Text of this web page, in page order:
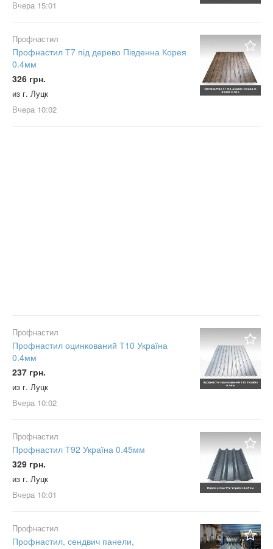
Вчера 15:01
Профнастил
Профнастил Т7 під дерево Південна Корея
0.4мм
326 грн.
из г. Луцк
Вчера 10:02
Профнастил
Профнастил оцинкований Т10 Україна
0.4мм
237 грн.
из г. Луцк
Вчера 10:02
Профнастил
Профнастил Т92 Україна 0.45мм
329 грн.
из г. Луцк
Вчера 10:01
Профнастил
Профнастил, сендвич панели,